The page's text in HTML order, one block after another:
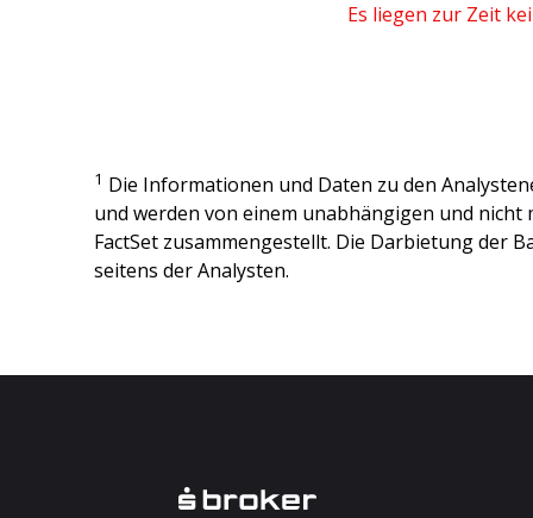
Es liegen zur Zeit
1 Die Informationen und Daten zu den
und werden von einem unabhängigen und nicht
FactSet zusammengestellt. Die Darbietung der
seitens der Analysten.